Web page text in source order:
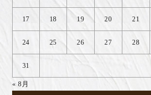
17 18 19 20 21
24 25 26 27 28
31
« 8月